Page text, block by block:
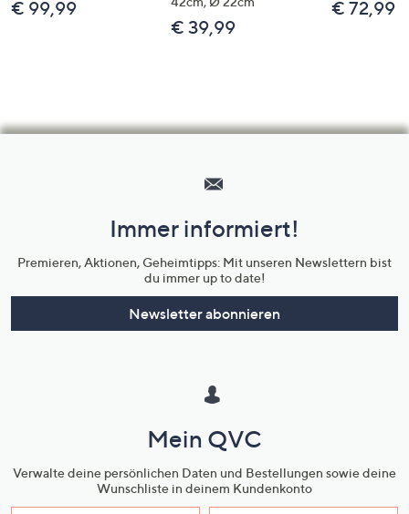
€ 99,99
€ 39,99
€ 72,99
Unternehmensinformationen
Immer informiert!
Premieren, Aktionen, Geheimtipps: Mit unseren Newslettern bist
du immer up to date!
Newsletter abonnieren
Mein QVC
Verwalte deine persönlichen Daten und Bestellungen sowie deine
Wunschliste in deinem Kundenkonto